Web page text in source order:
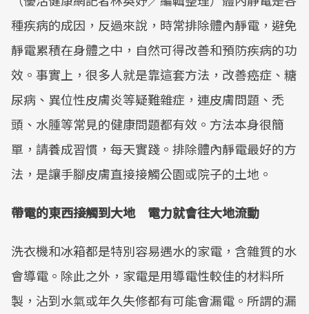
種疾病的成因，反過來說，時常排除體內靜電，避免
靜電累積在身體之中，自然可得改善和預防疾病的功
效。事實上，很多人就是靠這套方法，改善癌症、糖
尿病、異位性皮膚炎等疑難雜症，連皮膚問題、禿
頭、水腫等常見的健康問題都有效。方法本身很簡
單，請養成習慣，每天實踐。排除體內靜電最好的方
法，是讓手腳皮膚直接接觸公園或院子的土地。
帶電的東西接觸到大地 電力就會往大地流動
洗衣機和冰箱都是特別容易遇水的家電，含雜質的水
會導電。除此之外，家電是用導電性較佳的材料所
製，沾到水氣或年久失修都有可能會漏電。所謂的漏